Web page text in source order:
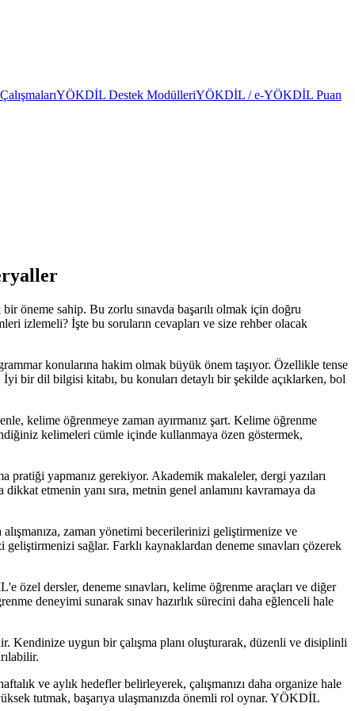
YÖKDİL Destek ModülleriYÖKDİL / e-YÖKDİL Puan
öneme sahip. Bu zorlu sınavda başarılı olmak için doğru
izlemeli? İşte bu soruların cevapları ve size rehber olacak
konularına hakim olmak büyük önem taşıyor. Özellikle tense
bir dil bilgisi kitabı, bu konuları detaylı bir şekilde açıklarken, bol
kelime öğrenmeye zaman ayırmanız şart. Kelime öğrenme
kelimeleri cümle içinde kullanmaya özen göstermek,
yapmanız gerekiyor. Akademik makaleler, dergi yazıları
etmenin yanı sıra, metnin genel anlamını kavramaya da
zaman yönetimi becerilerinizi geliştirmenize ve
sağlar. Farklı kaynaklardan deneme sınavları çözerek
dersler, deneme sınavları, kelime öğrenme araçları ve diğer
deneyimi sunarak sınav hazırlık sürecini daha eğlenceli hale
Kendinize uygun bir çalışma planı oluşturarak, düzenli ve disiplinli
ve aylık hedefler belirleyerek, çalışmanızı daha organize hale
tutmak, başarıya ulaşmanızda önemli rol oynar. YÖKDİL